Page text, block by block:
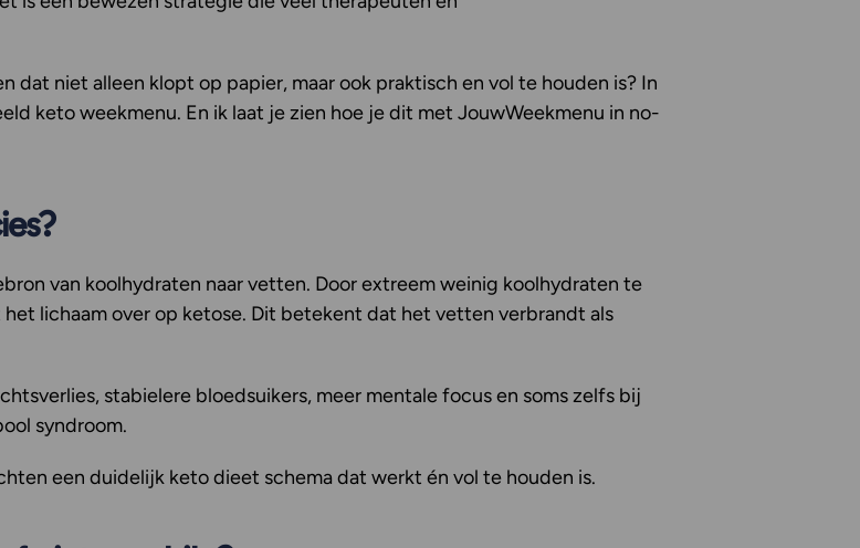
dat niet alleen klopt op papier, maar ook praktisch en vol te houden is? In
keto weekmenu. En ik laat je zien hoe je dit met JouwWeekmenu in no-
van koolhydraten naar vetten. Door extreem weinig koolhydraten te
lichaam over op ketose. Dit betekent dat het vetten verbrandt als
stabielere bloedsuikers, meer mentale focus en soms zelfs bij
syndroom.
een duidelijk keto dieet schema dat werkt én vol te houden is.